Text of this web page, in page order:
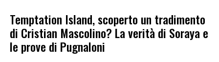
Temptation Island, scoperto un tradimento
di Cristian Mascolino? La verità di Soraya e
le prove di Pugnaloni